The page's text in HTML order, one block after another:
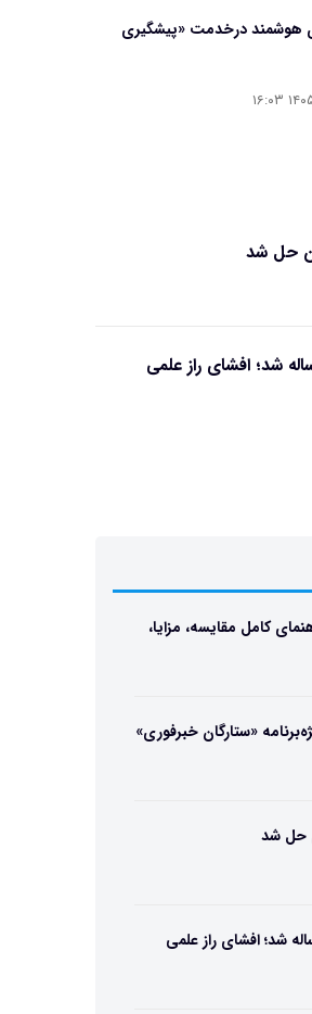
هوشمند درخدمت «پیشگیری
حل شد
لامپ جهان ۱۲۵ ساله شد؛ افشای راز علمی
کامل مقایسه، مزایا،
«ستارگان خبرفوری»
حل شد
لامپ جهان ۱۲۵ ساله شد؛ افشای راز علمی